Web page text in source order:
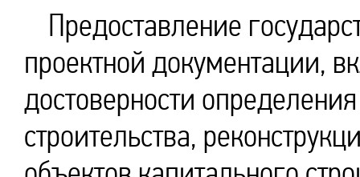
Предоставление
проектной документации,
достоверности
строительства,